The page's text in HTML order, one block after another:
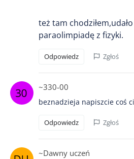
też tam
paraolimpiadę z fizyki.
Odpowiedz Zgłoś
~330-00
beznadzieja napiszcie coś
Odpowiedz Zgłoś
~Dawny uczeń